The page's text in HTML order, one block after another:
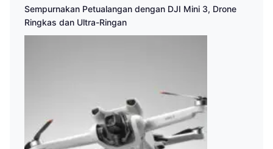
Sempurnakan Petualangan dengan DJI Mini 3, Drone
Ringkas dan Ultra-Ringan